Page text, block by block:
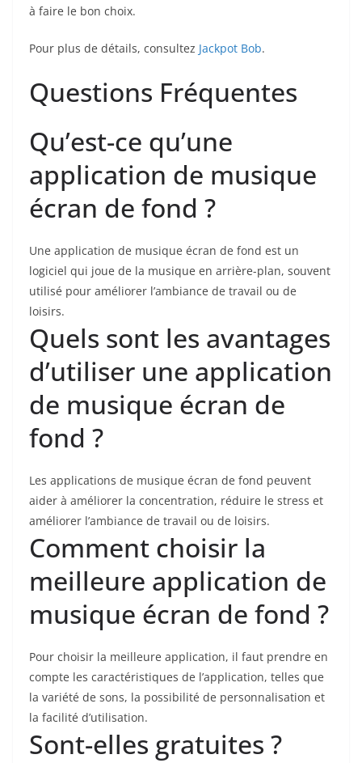
à faire le bon choix.
Pour plus de détails, consultez Jackpot Bob.
Questions Fréquentes
Qu’est-ce qu’une
application de musique
écran de fond ?
Une application de musique écran de fond est un
logiciel qui joue de la musique en arrière-plan, souvent
utilisé pour améliorer l’ambiance de travail ou de
loisirs.
Quels sont les avantages
d’utiliser une application
de musique écran de
fond ?
Les applications de musique écran de fond peuvent
aider à améliorer la concentration, réduire le stress et
améliorer l’ambiance de travail ou de loisirs.
Comment choisir la
meilleure application de
musique écran de fond ?
Pour choisir la meilleure application, il faut prendre en
compte les caractéristiques de l’application, telles que
la variété de sons, la possibilité de personnalisation et
la facilité d’utilisation.
Sont-elles gratuites ?